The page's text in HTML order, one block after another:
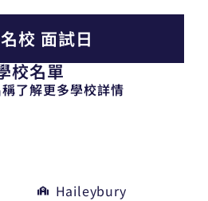
校 面試日
校名單
了解更多學校詳情
Haileybury